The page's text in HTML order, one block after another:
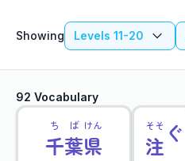
Showing Levels 11-20
92 Vocabulary
千
ち
葉
ば
県
けん
注
そそ ぐ